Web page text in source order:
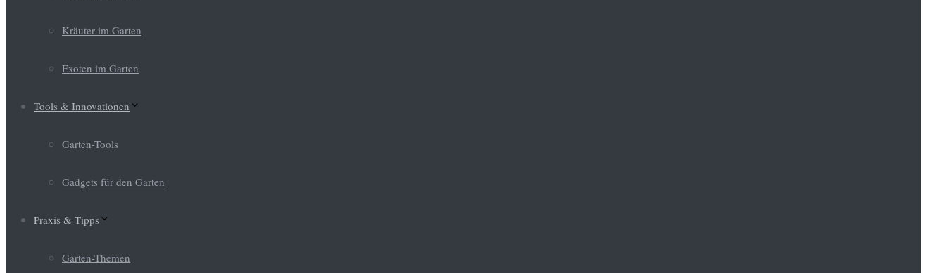
Kräuter im Garten
Exoten im Garten
Tools & Innovationen
Garten-Tools
Gadgets für den Garten
Praxis & Tipps
Garten-Themen